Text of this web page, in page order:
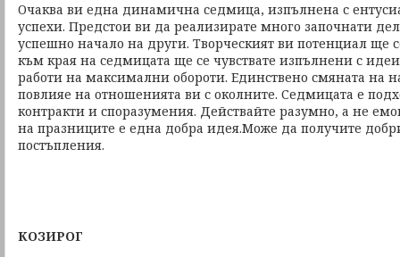
Очаква ви една динамична седмица, изпълнена с
успехи. Предстои ви да реализирате много започнати
успешно начало на други. Творческият ви потенциал ще
към края на седмицата ще се чувствате изпълнени с
работи на максимални обороти. Единствено смяната на
повлияе на отношенията ви с околните. Седмицата е
контракти и споразумения. Действайте разумно, а не
на празниците е една добра идея.Може да получите
постъпления.
КОЗИРОГ